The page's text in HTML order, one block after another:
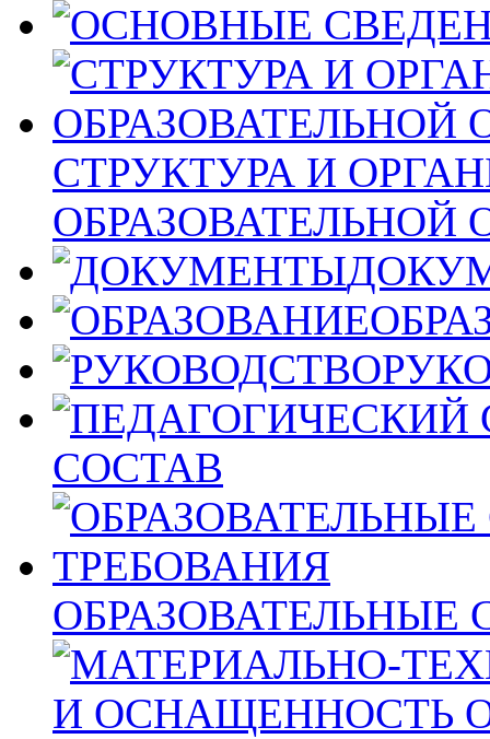
СТРУКТУРА И
ОБРАЗОВАТЕЛЬНОЙ
СОСТАВ
ОБРАЗОВАТЕЛЬНЫЕ